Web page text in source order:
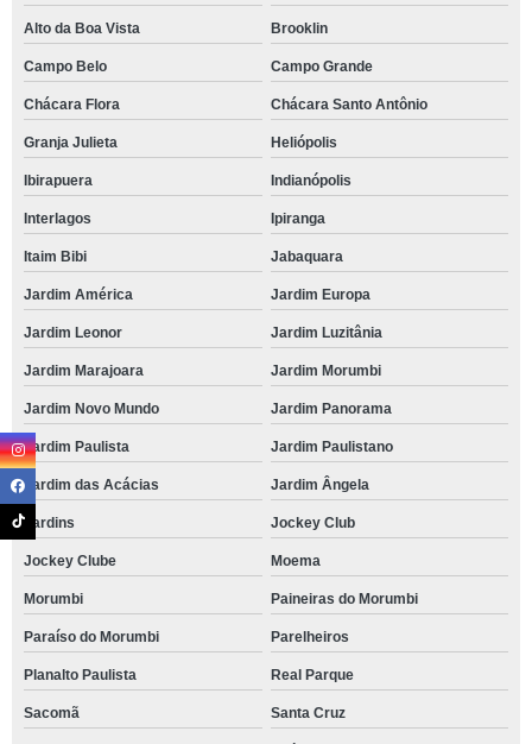
Alto da Boa Vista Brooklin
Campo Belo Campo Grande
Chácara Flora Chácara Santo Antônio
Granja Julieta Heliópolis
Ibirapuera Indianópolis
Interlagos Ipiranga
Itaim Bibi Jabaquara
Jardim América Jardim Europa
Jardim Leonor Jardim Luzitânia
Jardim Marajoara Jardim Morumbi
Jardim Novo Mundo Jardim Panorama
Jardim Paulista Jardim Paulistano
Jardim das Acácias Jardim Ângela
Jardins Jockey Club
Jockey Clube Moema
Morumbi Paineiras do Morumbi
Paraíso do Morumbi Parelheiros
Planalto Paulista Real Parque
Sacomã Santa Cruz